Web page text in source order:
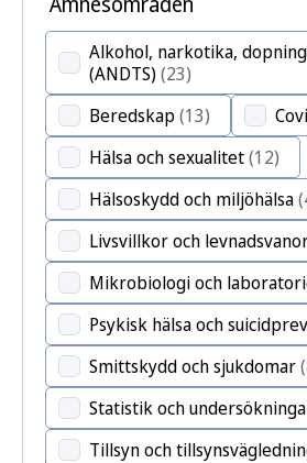
Alkohol, narkotika,
(ANDTS)(23)
Beredskap(13)
Hälsa och sexualitet(12)
Hälsoskydd och miljöhälsa
Livsvillkor och
Mikrobiologi och
Psykisk hälsa och
Smittskydd och sjukdomar
Statistik och
Tillsyn och